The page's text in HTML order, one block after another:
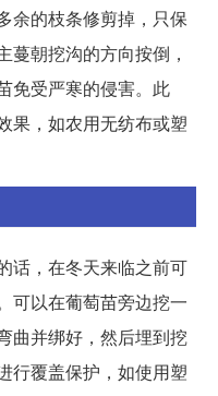
余的枝条修剪掉，只保
蔓朝挖沟的方向按倒，
免受严寒的侵害。此
果，如农用无纺布或塑
话，在冬天来临之前可
可以在葡萄苗旁边挖一
曲并绑好，然后埋到挖
行覆盖保护，如使用塑